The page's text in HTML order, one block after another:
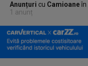
Anunțuri cu Camioaneîn
1 anunț